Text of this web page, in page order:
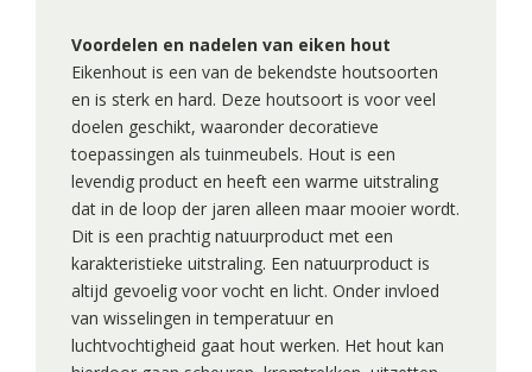
Voordelen en nadelen van eiken hout
Eikenhout is een van de bekendste houtsoorten
en is sterk en hard. Deze houtsoort is voor veel
doelen geschikt, waaronder decoratieve
toepassingen als tuinmeubels. Hout is een
levendig product en heeft een warme uitstraling
dat in de loop der jaren alleen maar mooier wordt.
Dit is een prachtig natuurproduct met een
karakteristieke uitstraling. Een natuurproduct is
altijd gevoelig voor vocht en licht. Onder invloed
van wisselingen in temperatuur en
luchtvochtigheid gaat hout werken. Het hout kan